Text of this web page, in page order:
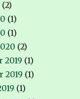
(2)
(1)
(1)
(2)
2019 (1)
2019 (1)
(1)